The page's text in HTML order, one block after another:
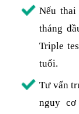
Nếu
tháng
Triple
tuổi.
Tư vấn
nguy